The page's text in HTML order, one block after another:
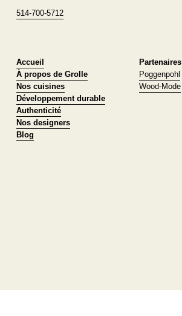
514-700-5712
Accueil
À propos de Grolle
Nos cuisines
Développement durable
Authenticité
Nos designers
Blog
Partenaires
Poggenpohl
Wood-Mode